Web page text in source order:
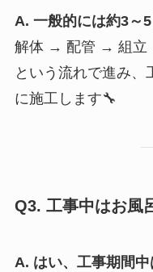
A. 一般的には約3～5
解体 → 配管 → 組立
という流れで進み、
に施工します🔧
Q3. 工事中はお風
A. はい、工事期間中